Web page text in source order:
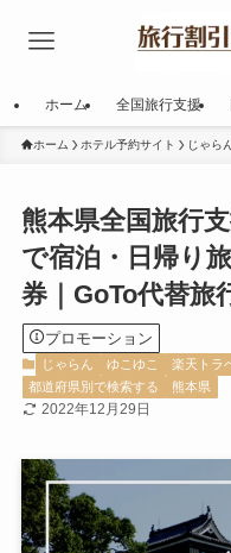
ホーム 全国旅行支援
ホーム ホテル予約サイト じゃらん
熊本県全国旅行
で宿泊・日帰り
券｜GoTo代替旅
プロモーション
じゃらん ゆこゆこ 楽天トラ
都道府県別で検索する
熊本県
2022年12月29日